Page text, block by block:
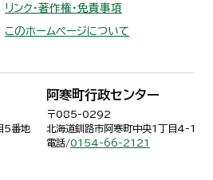
リンク・著作権・免責事項
このホームページについて
5番地
阿寒町行政センター
〒085-0292
北海道釧路市阿寒町中央1丁目4-1
電話/0154-66-2121